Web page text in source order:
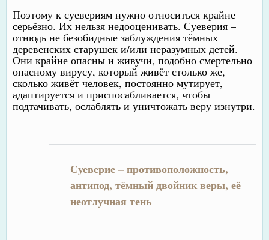
Поэтому к суевериям нужно относиться крайне
серьёзно. Их нельзя недооценивать. Суеверия –
отнюдь не безобидные заблуждения тёмных
деревенских старушек и/или неразумных детей.
Они крайне опасны и живучи, подобно смертельно
опасному вирусу, который живёт столько же,
сколько живёт человек, постоянно мутирует,
адаптируется и приспосабливается, чтобы
подтачивать, ослаблять и уничтожать веру изнутри.
Суеверие – противоположность,
антипод, тёмный двойник веры, её
неотлучная тень